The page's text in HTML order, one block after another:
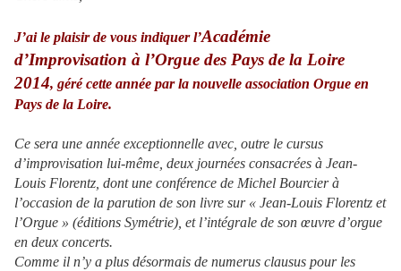
J’ai le plaisir de vous indiquer l’Académie
d’Improvisation à l’Orgue des Pays de la Loire
2014, géré cette année par la nouvelle association Orgue en
Pays de la Loire.
Ce sera une année exceptionnelle avec, outre le cursus
d’improvisation lui-même, deux journées consacrées à Jean-
Louis Florentz, dont une conférence de Michel Bourcier à
l’occasion de la parution de son livre sur « Jean-Louis Florentz et
l’Orgue » (éditions Symétrie), et l’intégrale de son œuvre d’orgue
en deux concerts.
Comme il n’y a plus désormais de numerus clausus pour les